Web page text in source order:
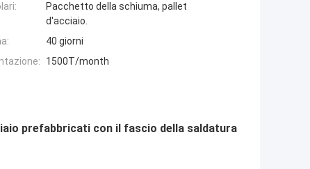
Pacchetto della schiuma, pallet
d'acciaio.
40 giorni
1500T/month
prefabbricati con il fascio della saldatura